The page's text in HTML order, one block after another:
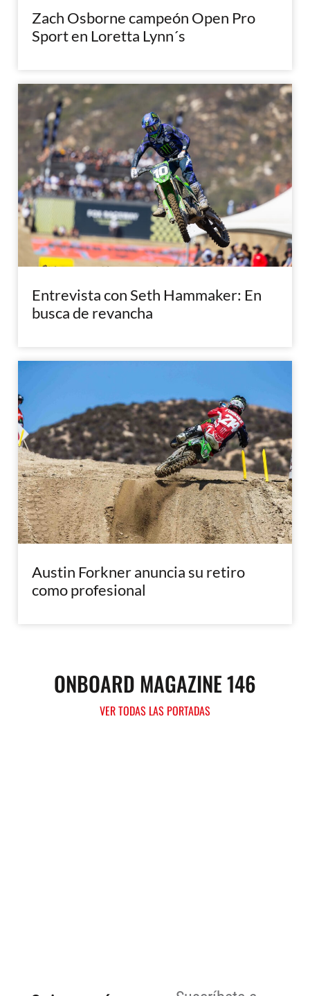
Zach Osborne campeón Open Pro
Sport en Loretta Lynn´s
Entrevista con Seth Hammaker: En
busca de revancha
Austin Forkner anuncia su retiro
como profesional
ONBOARD MAGAZINE 146
VER TODAS LAS PORTADAS